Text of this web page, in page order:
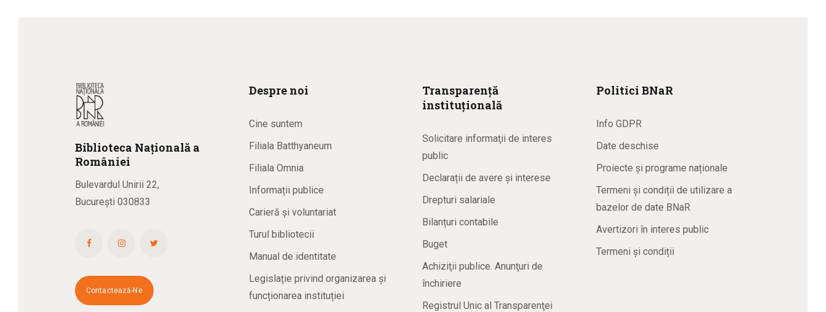
Biblioteca Națională a
României
Bulevardul Unirii 22,
București 030833
Contactează-Ne
Despre noi
Cine suntem
Filiala Batthyaneum
Filiala Omnia
Informații publice
Carieră și voluntariat
Turul bibliotecii
Manual de identitate
Legislație privind organizarea și
funcționarea instituției
Transparență
instituțională
Solicitare informaţii de interes
public
Declarații de avere și interese
Drepturi salariale
Bilanțuri contabile
Buget
Achiziţii publice. Anunţuri de
închiriere
Registrul Unic al Transparenţei
Politici BNaR
Info GDPR
Date deschise
Proiecte și programe naționale
Termeni și condiții de utilizare a
bazelor de date BNaR
Avertizori în interes public
Termeni și condiții